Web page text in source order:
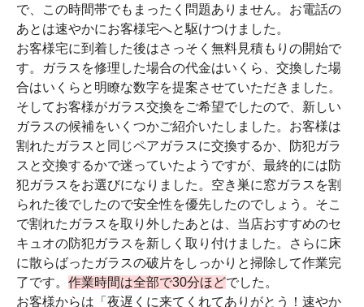
で、この時間帯でもまったく問題ありません。お電話の
あとは速やかにお客様宅へと駆けつけました。
お客様宅に到着した後はさっそく無料見積もりの開始で
す。ガラスを修理した場合の代金はいくら、交換した場
合はいくらと明瞭な数字を提案させていただきました。
そしてお客様がガラス交換をご希望でしたので、新しい
ガラスの候補をいくつかご紹介いたしました。お客様は
割れたガラスと同じペアガラスに交換するか、防犯ガラ
スと交換するかで迷っていたようですが、最終的には防
犯ガラスをお選びになりました。空き巣に窓ガラスを割
られた後でしたので安全性を優先したのでしょう。そこ
で割れたガラスを取り外したあとは、当店おすすめのセ
キュオの防犯ガラスを新しく取り付けました。さらに床
に散らばったガラスの破片をしっかりと掃除して作業完
了です。 作業時間は全部で30分ほどでした。
お客様からは「夜遅くに来てくれてありがとう！速やか